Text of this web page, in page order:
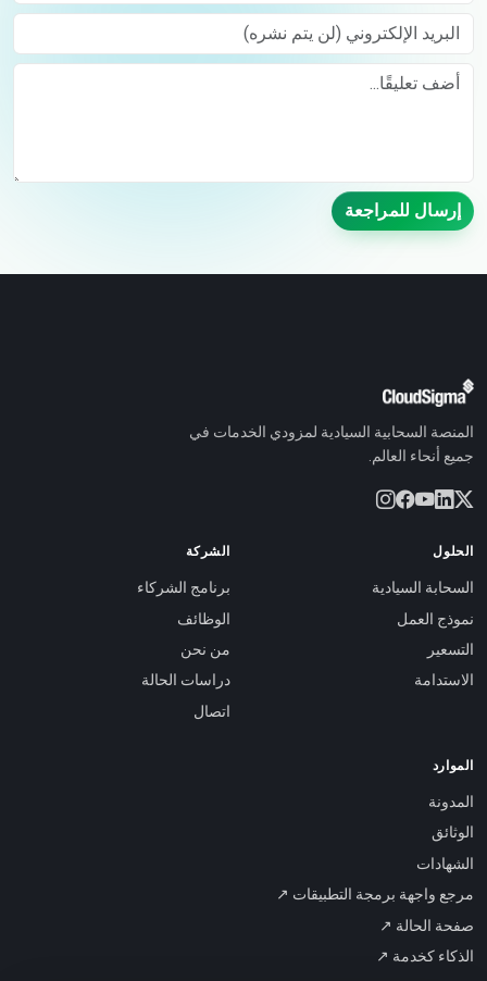
البريد الإلكتروني (لن يتم نشره)
إرسال للمراجعة
المنصة السحابية السيادية لمزودي الخدمات في
جميع أنحاء العالم.
الحلول
السحابة السيادية
نموذج العمل
التسعير
الاستدامة
الشركة
برنامج الشركاء
الوظائف
من نحن
دراسات الحالة
اتصال
الموارد
المدونة
الوثائق
الشهادات
مرجع واجهة برمجة التطبيقات ↗
صفحة الحالة ↗
الذكاء كخدمة ↗